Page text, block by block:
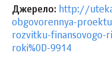
Джерело: http://
obgovorennya-
rozvitku-finansovogo-
roki%0D-9914